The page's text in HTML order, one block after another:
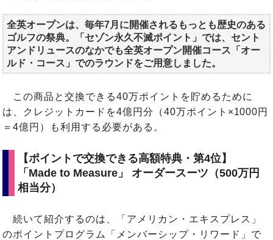
全英オープンは、毎年7月に開催されるもっとも歴史のある
ゴルフの祭典。「セゾン永久不滅ポイント」では、セント
アンドリュースのなかでも全英オープン開催コース「オー
ルド・コース」でのラウンドをご用意しました。
この商品と交換できる40万ポイントを貯めるために
は、クレジットカードを4億円分（40万ポイント×1000円
＝4億円）も利用する必要がある。
【ポイントで交換できる高額特典・第4位】
「Made to Measure」 オーダースーツ（500万円
相当分）
続いて紹介するのは、「アメリカン・エキスプレス」
のポイントプログラム「メンバーシップ・リワード」で